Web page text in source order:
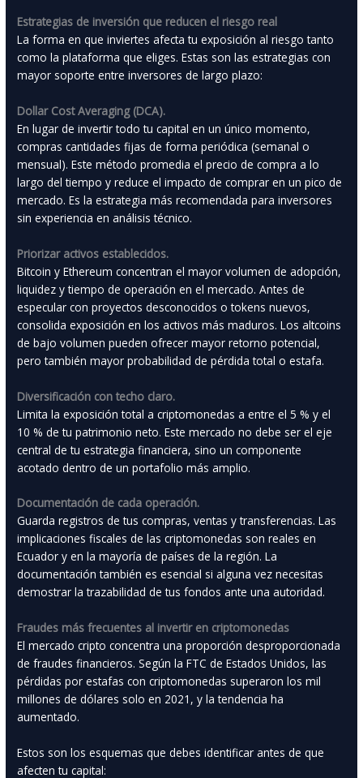
Estrategias de inversión que reducen el riesgo real
La forma en que inviertes afecta tu exposición al riesgo tanto
como la plataforma que eliges. Estas son las estrategias con
mayor soporte entre inversores de largo plazo:
Dollar Cost Averaging (DCA).
En lugar de invertir todo tu capital en un único momento,
compras cantidades fijas de forma periódica (semanal o
mensual). Este método promedia el precio de compra a lo
largo del tiempo y reduce el impacto de comprar en un pico de
mercado. Es la estrategia más recomendada para inversores
sin experiencia en análisis técnico.
Priorizar activos establecidos.
Bitcoin y Ethereum concentran el mayor volumen de adopción,
liquidez y tiempo de operación en el mercado. Antes de
especular con proyectos desconocidos o tokens nuevos,
consolida exposición en los activos más maduros. Los altcoins
de bajo volumen pueden ofrecer mayor retorno potencial,
pero también mayor probabilidad de pérdida total o estafa.
Diversificación con techo claro.
Limita la exposición total a criptomonedas a entre el 5 % y el
10 % de tu patrimonio neto. Este mercado no debe ser el eje
central de tu estrategia financiera, sino un componente
acotado dentro de un portafolio más amplio.
Documentación de cada operación.
Guarda registros de tus compras, ventas y transferencias. Las
implicaciones fiscales de las criptomonedas son reales en
Ecuador y en la mayoría de países de la región. La
documentación también es esencial si alguna vez necesitas
demostrar la trazabilidad de tus fondos ante una autoridad.
Fraudes más frecuentes al invertir en criptomonedas
El mercado cripto concentra una proporción desproporcionada
de fraudes financieros. Según la FTC de Estados Unidos, las
pérdidas por estafas con criptomonedas superaron los mil
millones de dólares solo en 2021, y la tendencia ha
aumentado.
Estos son los esquemas que debes identificar antes de que
afecten tu capital: